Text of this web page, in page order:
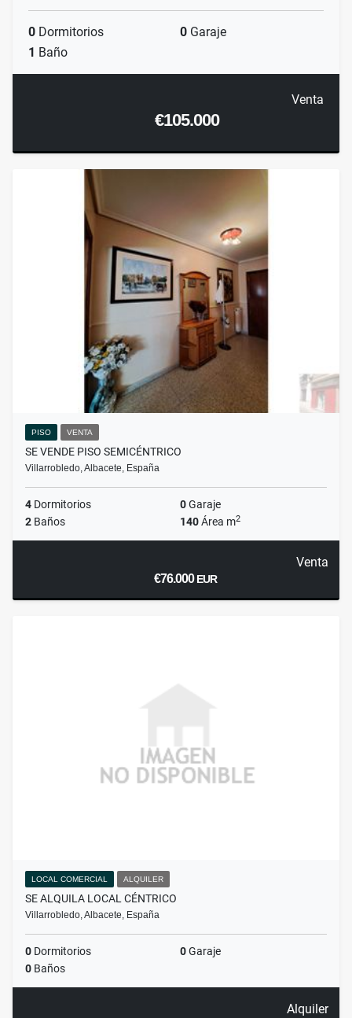
0 Dormitorios 0 Garaje
1 Baño
Venta
€105.000
PISO VENTA
SE VENDE PISO SEMICÉNTRICO
Villarrobledo, Albacete, España
4 Dormitorios 0Garaje
2 Baños 140Área m2
Venta
€76.000EUR
LOCAL COMERCIAL ALQUILER
SE ALQUILA LOCAL CÉNTRICO
Villarrobledo, Albacete, España
0 Dormitorios 0Garaje
0 Baños
Alquiler